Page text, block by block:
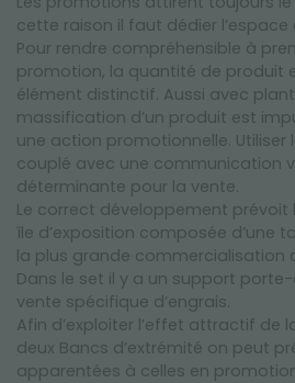
cette raison il faut dédier l’espace
Pour rendre compréhensible à
promotion, la quantité de produit
élément distinctif. Aussi avec
massification d’un produit est
une action promotionnelle. Utiliser
couplé avec une communication
déterminante pour la vente.
Le correct développement prévoit
île d’exposition composée d’une
la plus grande commercialisation
Dans le set il y a un support
vente spécifique d’engrais.
Afin d’exploiter l’effet attractif de
deux Bancs d’extrémité on peut
apparentées à celles en